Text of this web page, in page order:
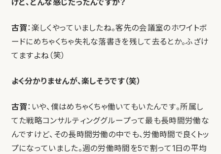
けど、どんな感じだったんですか？
古賀：楽しくやっていましたね。客先の会議室のホワイトボ
ードにめちゃくちゃ失礼な落書きを残して去るとか。ふざけ
てますよね（笑）
――よく分かりませんが、楽しそうです（笑）
古賀：いや、僕はめちゃくちゃ働いてもいたんです。所属し
てた戦略コンサルティンググループって最も長時間労働な
んですけど、その長時間労働の中でも、労働時間で良くトッ
プになっていました。週の労働時間を5で割って1日の平均